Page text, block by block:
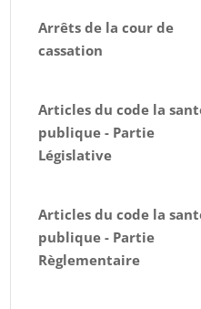
Arrêts de la cour de
cassation
Articles du code la
publique - Partie
Législative
Articles du code la
publique - Partie
Règlementaire